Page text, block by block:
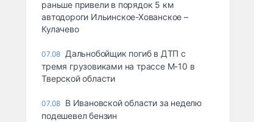
раньше привели в порядок 5 км
автодороги Ильинское-Хованское –
Кулачево
07.08 Дальнобойщик погиб в ДТП с
тремя грузовиками на трассе М-10 в
Тверской области
07.08 В Ивановской области за неделю
подешевел бензин